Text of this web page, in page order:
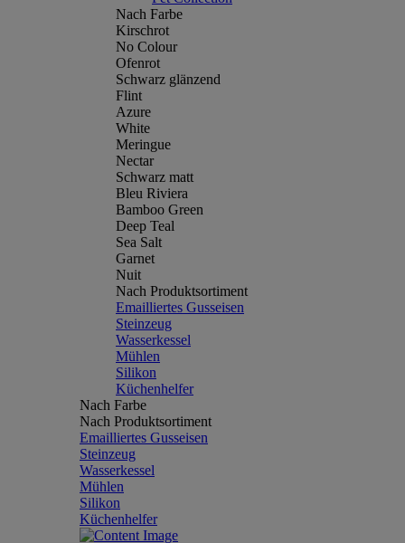
Nach Farbe
Kirschrot
No Colour
Ofenrot
Schwarz glänzend
Flint
Azure
White
Meringue
Nectar
Schwarz matt
Bleu Riviera
Bamboo Green
Deep Teal
Sea Salt
Garnet
Nuit
Nach Produktsortiment
Emailliertes Gusseisen
Steinzeug
Wasserkessel
Mühlen
Silikon
Küchenhelfer
Nach Farbe
Nach Produktsortiment
Emailliertes Gusseisen
Steinzeug
Wasserkessel
Mühlen
Silikon
Küchenhelfer